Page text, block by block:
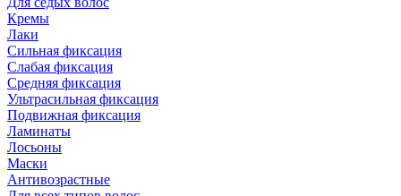
Кремы
Лаки
Сильная фиксация
Слабая фиксация
Средняя фиксация
Ультрасильная фиксация
Подвижная фиксация
Ламинаты
Лосьоны
Маски
Антивозрастные